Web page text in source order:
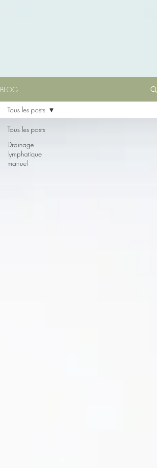
BLOG
Tous les posts
Drainage
lymphatique
manuel
Tous les posts